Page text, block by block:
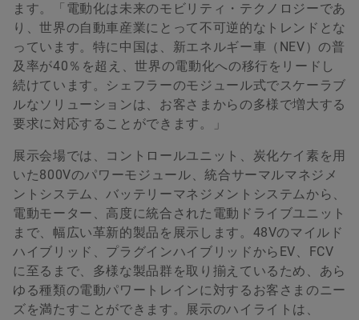
ます。「電動化は未来のモビリティ・テクノロジーであ
り、世界の自動車産業にとって不可逆的なトレンドとな
っています。特に中国は、新エネルギー車（NEV）の普
及率が40％を超え、世界の電動化への移行をリードし
続けています。シェフラーのモジュール式でスケーラブ
ルなソリューションは、お客さまからの多様で増大する
要求に対応することができます。」
展示会場では、コントロールユニット、炭化ケイ素を用
いた800Vのパワーモジュール、統合サーマルマネジメ
ントシステム、バッテリーマネジメントシステムから、
電動モーター、高度に統合された電動ドライブユニット
まで、幅広い革新的製品を展示します。48Vのマイルド
ハイブリッド、プラグインハイブリッドからEV、FCV
に至るまで、多様な製品群を取り揃えているため、あら
ゆる種類の電動パワートレインに対するお客さまのニー
ズを満たすことができます。展示のハイライトは、